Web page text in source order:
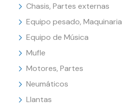
Chasis, Partes externas
Equipo pesado, Maquinaria
Equipo de Música
Mufle
Motores, Partes
Neumáticos
Llantas